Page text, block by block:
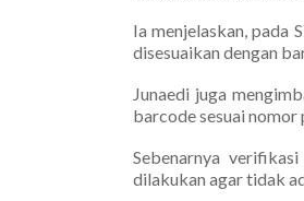
Ia menjelaskan, pada
disesuaikan dengan
Junaedi juga
barcode sesuai
Sebenarnya
dilakukan agar tidak